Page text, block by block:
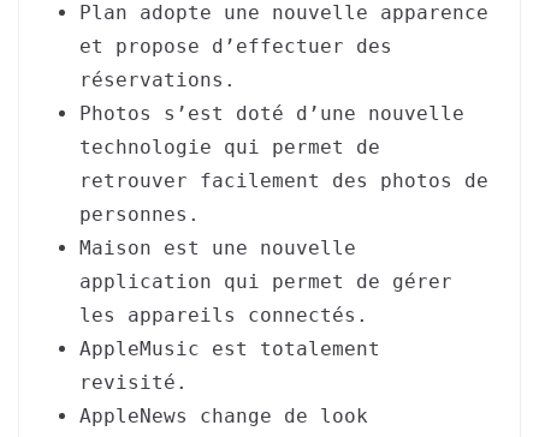
Plan adopte une nouvelle apparence
et propose d’effectuer des
réservations.
Photos s’est doté d’une nouvelle
technologie qui permet de
retrouver facilement des photos de
personnes.
Maison est une nouvelle
application qui permet de gérer
les appareils connectés.
AppleMusic est totalement
revisité.
AppleNews change de look